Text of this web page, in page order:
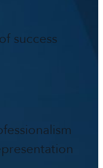
success